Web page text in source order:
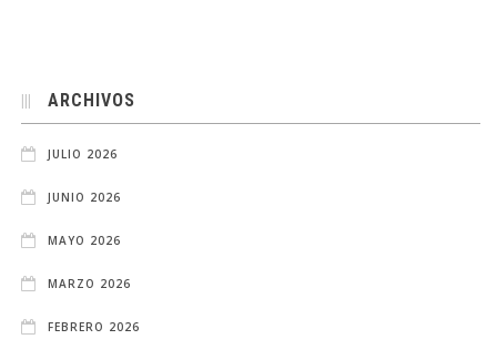
ARCHIVOS
JULIO 2026
JUNIO 2026
MAYO 2026
MARZO 2026
FEBRERO 2026